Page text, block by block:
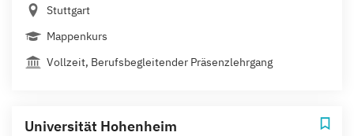
Stuttgart
Mappenkurs
Vollzeit, Berufsbegleitender Präsenzlehrgang
Universität Hohenheim